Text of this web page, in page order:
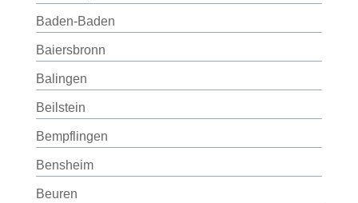
Baden-Baden
Baiersbronn
Balingen
Beilstein
Bempflingen
Bensheim
Beuren